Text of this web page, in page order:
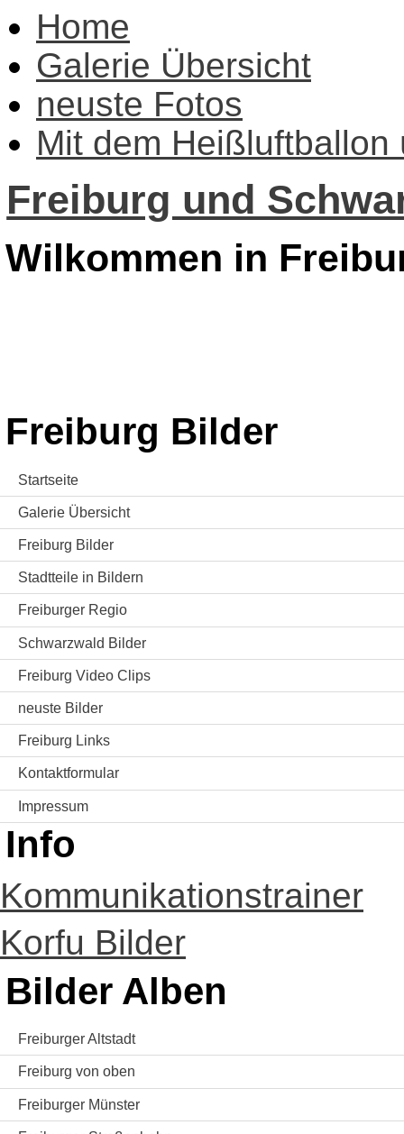
Home
Galerie Übersicht
neuste Fotos
Mit dem Heißluftballon
Freiburg und
Wilkommen in
Freiburg Bilder
Startseite
Galerie Übersicht
Freiburg Bilder
Stadtteile in Bildern
Freiburger Regio
Schwarzwald Bilder
Freiburg Video Clips
neuste Bilder
Freiburg Links
Kontaktformular
Impressum
Info
Kommunikationstrainer
Korfu Bilder
Bilder Alben
Freiburger Altstadt
Freiburg von oben
Freiburger Münster